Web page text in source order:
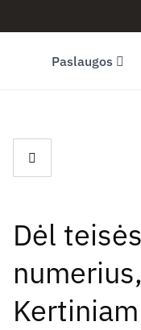
Youtube (opens
Paslaugos
Dėl